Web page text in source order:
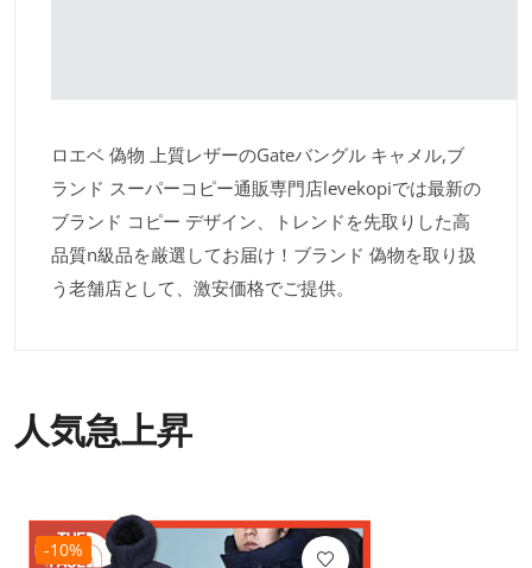
ロエベ 偽物 上質レザーのGateバングル キャメル,ブ
ランド スーパーコピー通販専門店levekopiでは最新の
ブランド コピー デザイン、トレンドを先取りした高
品質n級品を厳選してお届け！ブランド 偽物を取り扱
う老舗店として、激安価格でご提供。
人気急上昇
-10%